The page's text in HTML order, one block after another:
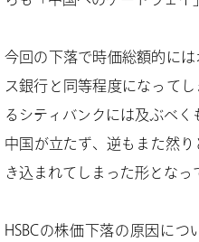
今回の下落で時価総額的に
ス銀行と同等程度になって
るシティバンクには及ぶべく
中国が立たず、逆もまた然
き込まれてしまった形となっ
HSBCの株価下落の原因に